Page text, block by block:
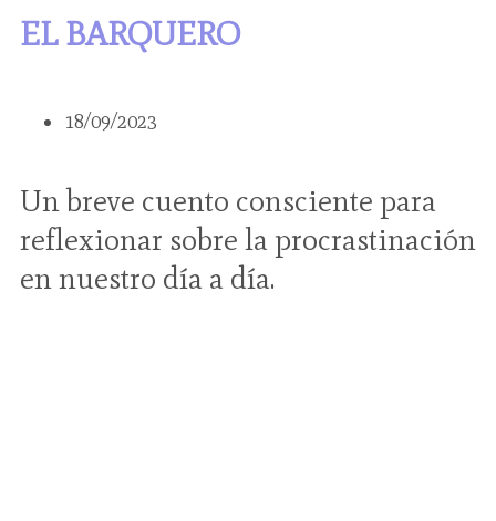
EL BARQUERO
18/09/2023
Un breve cuento consciente para
reflexionar sobre la procrastinación
en nuestro día a día.